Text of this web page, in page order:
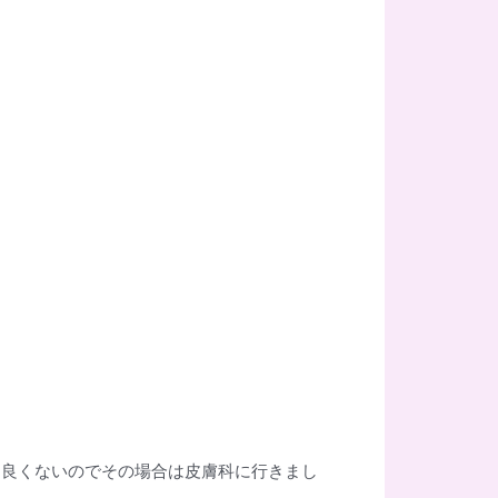
くないのでその場合は皮膚科に行きまし